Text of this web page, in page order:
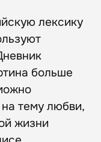
лексику
больше
тему любви,
жизни